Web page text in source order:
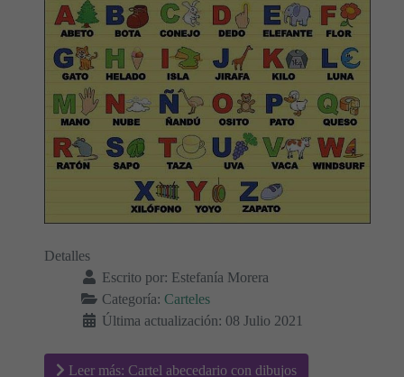
Detalles
Escrito por: Estefanía Morera
Categoría: Carteles
Última actualización: 08 Julio 2021
Leer más: Cartel abecedario con dibujos